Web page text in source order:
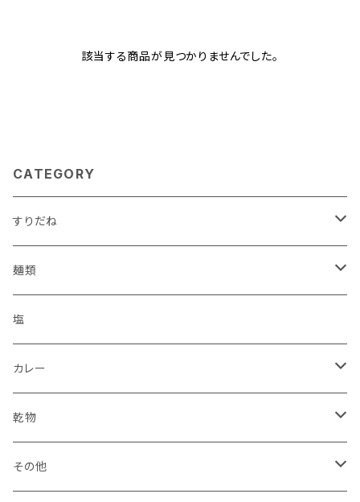
該当する商品が見つかりませんでした。
CATEGORY
すりだね
瓶
ワインパミス
島とうがらし
パック
こんにゃく
カレー
スナック
麺類
うどん
ほうとう
塩
カレー
すりだね
乾物
ジャーキー
その他